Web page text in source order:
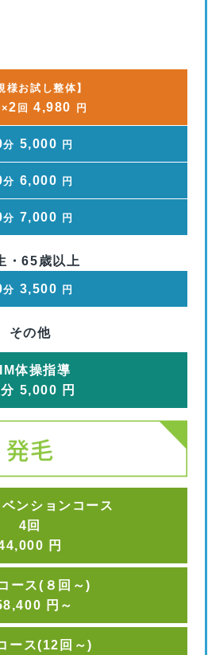
様お試し整体】
×2 回 4,980 円
分 5,000 円
分 6,000 円
分 7,000 円
・65歳以上
分 3,500 円
その他
体操指導
分 5,000 円
ンションコース
4回
円
ース(８回～)
円 ～
ース(12回～)